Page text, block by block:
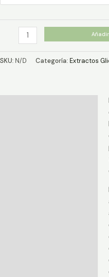
hasta
Extracto
SKU: N/D Categoría: Extractos